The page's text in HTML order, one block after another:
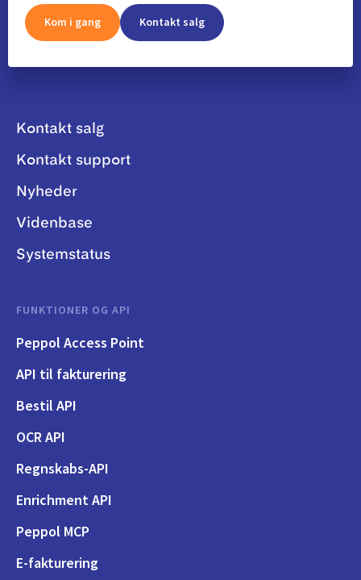
Kom i gang Kontakt salg
Kontakt salg
Kontakt support
Nyheder
Videnbase
Systemstatus
FUNKTIONER OG API
Peppol Access Point
API til fakturering
Bestil API
OCR API
Regnskabs-API
Enrichment API
Peppol MCP
E-fakturering